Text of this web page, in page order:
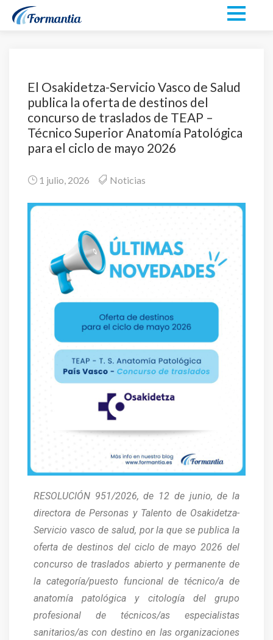
El Osakidetza-Servicio Vasco de Salud
publica la oferta de destinos del
concurso de traslados de TEAP –
Técnico Superior Anatomía Patológica
para el ciclo de mayo 2026
1 julio, 2026 Noticias
RESOLUCIÓN 951/2026, de 12 de junio, de la
directora de Personas y Talento de Osakidetza-
Servicio vasco de salud, por la que se publica la
oferta de destinos del ciclo de mayo 2026 del
concurso de traslados abierto y permanente de
la categoría/puesto funcional de técnico/a de
anatomía patológica y citología del grupo
profesional de técnicos/as especialistas
sanitarios/as con destino en las organizaciones